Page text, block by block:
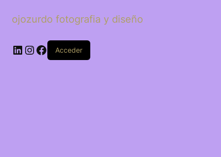
ojozurdo fotografia y diseño
LinkedIn
Instagram
Facebook
Acceder